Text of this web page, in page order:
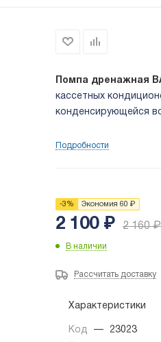
Помпа дренажная
кассетных
конденсирующейся
Подробности
-3 % Экономия 60 ₽
2 100₽ 2 160₽
В наличии
Рассчитать доставку
Характеристики
Код —
23023